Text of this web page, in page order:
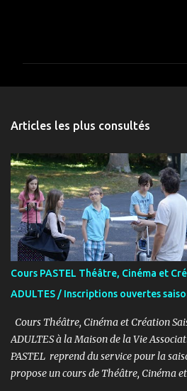
n
a
i
r
e
s
Articles les plus consultés
Cours PASTEL Théâtre, Cinéma et
ADULTES / Inscriptions ouvertes
Cours Théâtre, Cinéma et Création
ADULTES à la Maison de la Vie
PASTEL reprend du service pour la
propose un cours de Théâtre, Cinéma